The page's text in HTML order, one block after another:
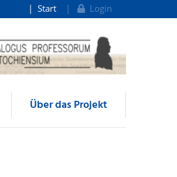
Start Login
Über das Projekt